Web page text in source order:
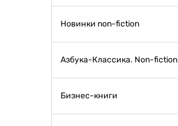
Новинки non-fiction
Азбука-Классика. Non-fiction
Бизнес-книги